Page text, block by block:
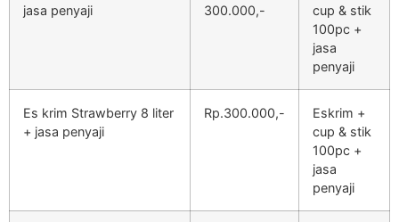
jasa penyaji
300.000,-
cup & stik
100pc +
jasa
penyaji
Es krim Strawberry 8 liter
+ jasa penyaji
Rp.300.000,-
Eskrim +
cup & stik
100pc +
jasa
penyaji